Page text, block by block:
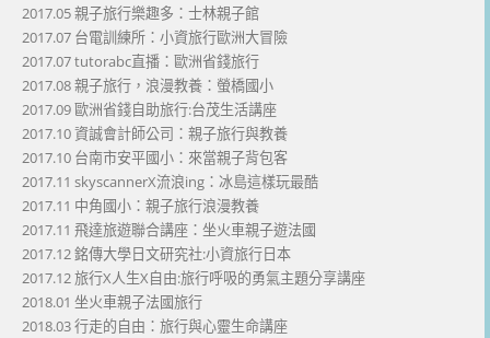
2017.05 親子旅行樂趣多：士林親子館
2017.07 台電訓練所：小資旅行歐洲大冒險
2017.07 tutorabc直播：歐洲省錢旅行
2017.08 親子旅行，浪漫教養：螢橋國小
2017.09 歐洲省錢自助旅行:台茂生活講座
2017.10 資誠會計師公司：親子旅行與教養
2017.10 台南市安平國小：來當親子背包客
2017.11 skyscannerX流浪ing：冰島這樣玩最酷
2017.11 中角國小：親子旅行浪漫教養
2017.11 飛達旅遊聯合講座：坐火車親子遊法國
2017.12 銘傳大學日文研究社:小資旅行日本
2017.12 旅行X人生X自由:旅行呼吸的勇氣主題分享講座
2018.01 坐火車親子法國旅行
2018.03 行走的自由：旅行與心靈生命講座